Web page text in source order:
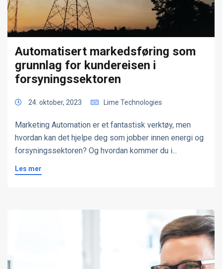
Automatisert markedsføring som
grunnlag for kundereisen i
forsyningssektoren
24. oktober, 2023 Lime Technologies
Marketing Automation er et fantastisk verktøy, men
hvordan kan det hjelpe deg som jobber innen energi og
forsyningssektoren? Og hvordan kommer du i...
Les mer